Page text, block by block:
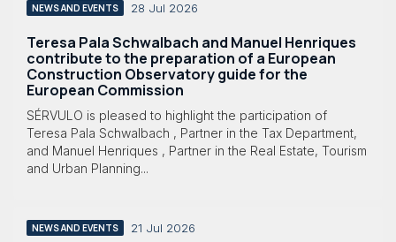
NEWS AND EVENTS 28 Jul 2026
Teresa Pala Schwalbach and Manuel Henriques
contribute to the preparation of a European
Construction Observatory guide for the
European Commission
SÉRVULO is pleased to highlight the participation of
Teresa Pala Schwalbach , Partner in the Tax Department,
and Manuel Henriques , Partner in the Real Estate, Tourism
and Urban Planning...
NEWS AND EVENTS 21 Jul 2026